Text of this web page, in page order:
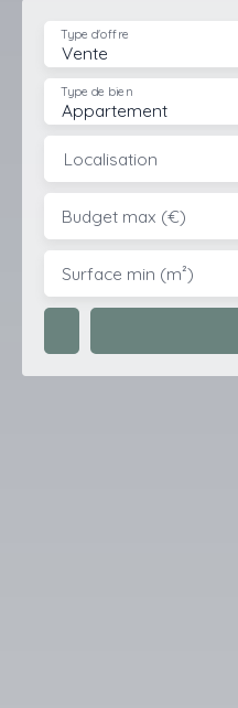
Vente
Type d'offre
Appartement
Type de bien
Localisation
Budget max (€)
Surface min (m²)